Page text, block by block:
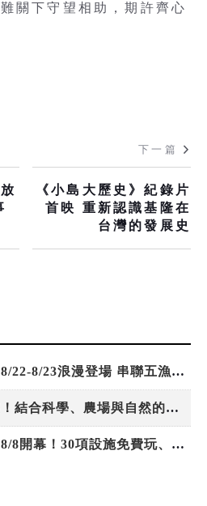
關下守望相助，期許齊心
下一篇
《小島大歷史》紀錄片
首映 重新認識基隆在
台灣的發展史
「東北角外澳月夜」8/22-8/23浪漫登場 串聯五漁村、音樂、市集、火舞與慢旅共度夏夜
嘉義鹿草夏日探索趣！結合科學、農場與自然的親子小旅行
高雄最大親子遊樂園8/8開幕！30項設施免費玩、YOYO家族嗨翻暑假